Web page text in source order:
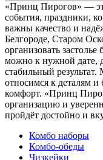
«Принц Пирогов» —
события, праздники,
важны качество и
Белгороде, Старом
организовать
можно к нужной дате,
стабильный
относимся к деталям и
комфорт. «Принц
организацию и
пройдёт достойно и
Комбо наборы
Комбо-обеды
Чизкейки